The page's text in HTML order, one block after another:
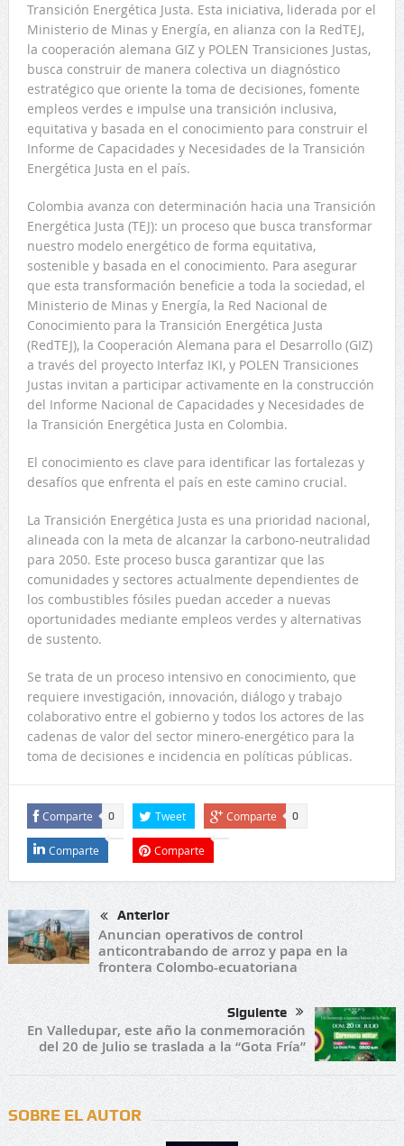
Transición Energética Justa. Esta iniciativa, liderada por el
Ministerio de Minas y Energía, en alianza con la RedTEJ,
la cooperación alemana GIZ y POLEN Transiciones Justas,
busca construir de manera colectiva un diagnóstico
estratégico que oriente la toma de decisiones, fomente
empleos verdes e impulse una transición inclusiva,
equitativa y basada en el conocimiento para construir el
Informe de Capacidades y Necesidades de la Transición
Energética Justa en el país.
Colombia avanza con determinación hacia una Transición
Energética Justa (TEJ): un proceso que busca transformar
nuestro modelo energético de forma equitativa,
sostenible y basada en el conocimiento. Para asegurar
que esta transformación beneficie a toda la sociedad, el
Ministerio de Minas y Energía, la Red Nacional de
Conocimiento para la Transición Energética Justa
(RedTEJ), la Cooperación Alemana para el Desarrollo (GIZ)
a través del proyecto Interfaz IKI, y POLEN Transiciones
Justas invitan a participar activamente en la construcción
del Informe Nacional de Capacidades y Necesidades de
la Transición Energética Justa en Colombia.
El conocimiento es clave para identificar las fortalezas y
desafíos que enfrenta el país en este camino crucial.
La Transición Energética Justa es una prioridad nacional,
alineada con la meta de alcanzar la carbono-neutralidad
para 2050. Este proceso busca garantizar que las
comunidades y sectores actualmente dependientes de
los combustibles fósiles puedan acceder a nuevas
oportunidades mediante empleos verdes y alternativas
de sustento.
Se trata de un proceso intensivo en conocimiento, que
requiere investigación, innovación, diálogo y trabajo
colaborativo entre el gobierno y todos los actores de las
cadenas de valor del sector minero-energético para la
toma de decisiones e incidencia en políticas públicas.
Comparte 0 Tweet Comparte 0
Comparte Comparte
Anterior
Anuncian operativos de control
anticontrabando de arroz y papa en la
frontera Colombo-ecuatoriana
Siguiente
En Valledupar, este año la conmemoración
del 20 de Julio se traslada a la “Gota Fría”
SOBRE EL AUTOR